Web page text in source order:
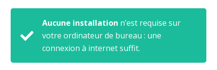
Aucune installation n’est requise sur
votre ordinateur de bureau : une
connexion à internet suffit.